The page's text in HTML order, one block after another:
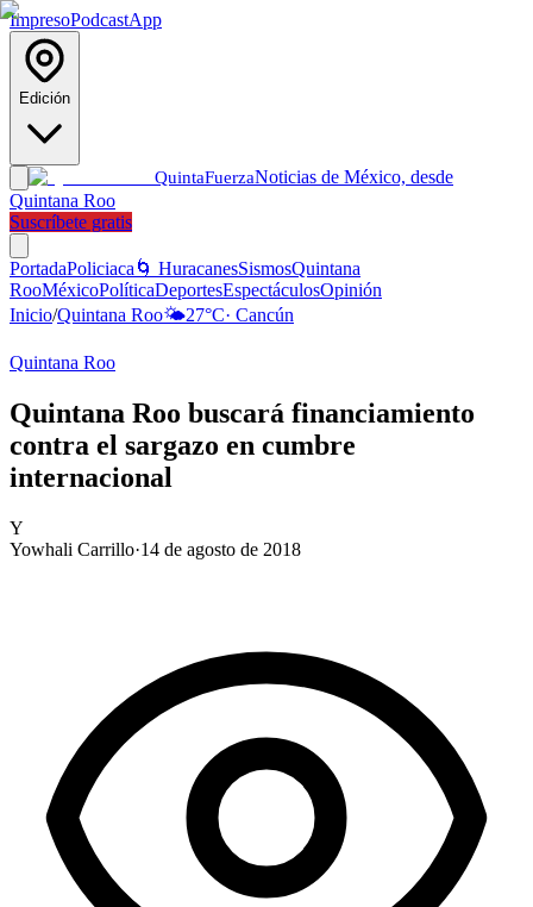
ImpresoPodcastApp
Edición
QuintaFuerzaNoticias de México, desde
Quintana Roo
Suscríbete gratis
PortadaPoliciaca 🌀 HuracanesSismosQuintana
RooMéxicoPolíticaDeportesEspectáculosOpinión
Inicio/Quintana Roo🌤️27°C· Cancún
Quintana Roo
Quintana Roo buscará financiamiento
contra el sargazo en cumbre
internacional
Y
Yowhali Carrillo·14 de agosto de 2018